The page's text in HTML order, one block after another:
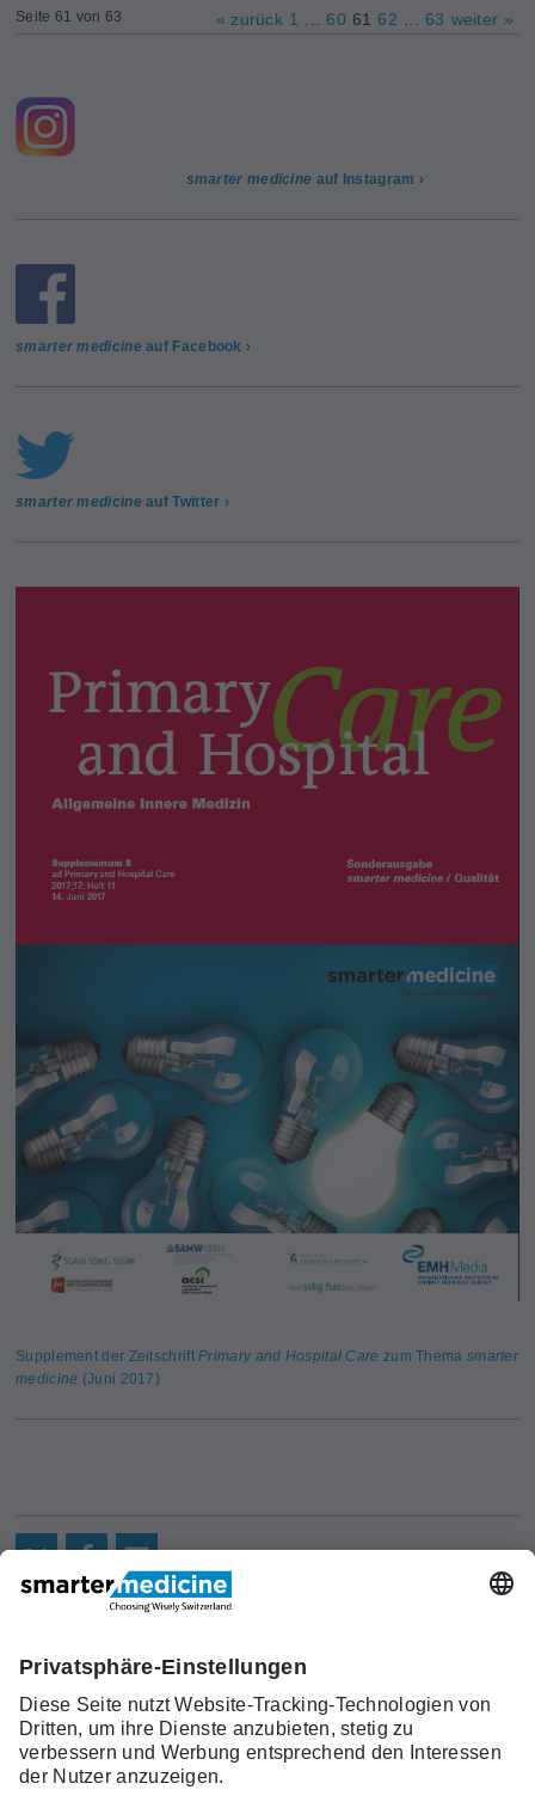
Seite 61 von 63 « zurück 1 60 61 62 63 weiter »
smarter medicine auf Instagram ›
smarter medicine auf Facebook ›
smarter medicine auf Twitter ›
Supplement der ZeitschriftPrimary and Hospital Care zum Thema smarter
medicine (Juni 2017)
smarter
medicine?
Top-5-
Listen
Forschung
c/o Schweizerische Gesellschaft für
Monbijoustrasse 43, Postfach, 3001 Bern
Telefon +41 31 370 40 00, Fax +41 31 370
40 19